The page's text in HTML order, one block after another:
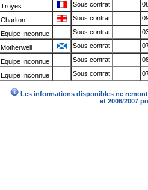
Troyes Sous contrat
Charlton Sous contrat
Equipe Inconnue Sous contrat
Motherwell Sous contrat
Equipe Inconnue Sous contrat
Equipe Inconnue Sous contrat
Les informations disponibles ne
et 2006/2007